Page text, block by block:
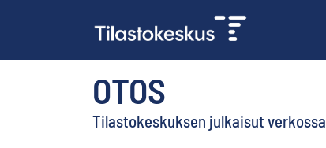
OTOS
Tilastokeskuksen julkaisut verkossa